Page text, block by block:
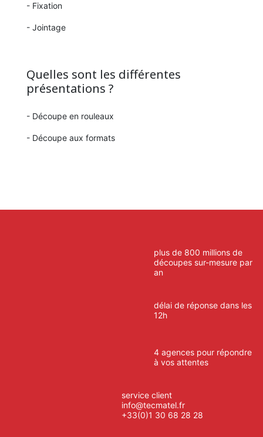
- Fixation
- Jointage
Quelles sont les différentes
présentations ?
- Découpe en rouleaux
- Découpe aux formats
plus de 800 millions de
découpes sur-mesure par
an
délai de réponse dans les
12h
4 agences pour répondre
à vos attentes
service client
info@tecmatel.fr
+33(0)1 30 68 28 28